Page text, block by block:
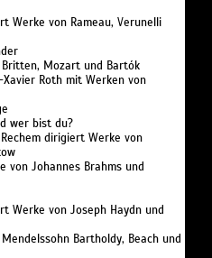
Werke von Rameau, Verunelli
Britten, Mozart und Bartók
Roth mit Werken von
wer bist du?
dirigiert Werke von
von Johannes Brahms und
Werke von Joseph Haydn und
Bartholdy, Beach und